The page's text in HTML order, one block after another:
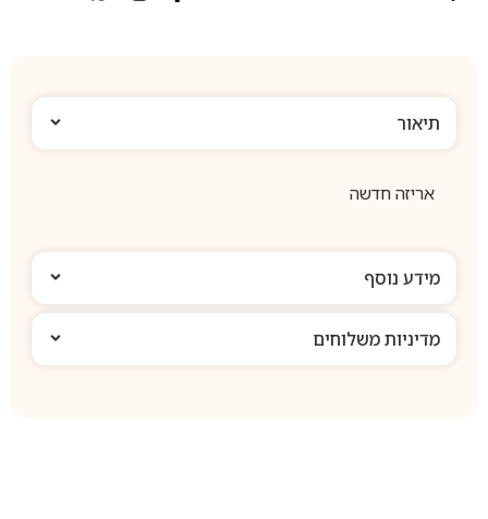
תיאור
אריזה חדשה
מידע נוסף
מדיניות משלוחים